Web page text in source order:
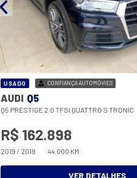
USADO CONFIANÇA AUTOMÓVIES
AUDI Q5
Q5 PRESTIGE 2.0 TFSI QUATTRO S TRONIC
R$ 162.898
2019 / 2019 44.000 KM
VER DETALHES